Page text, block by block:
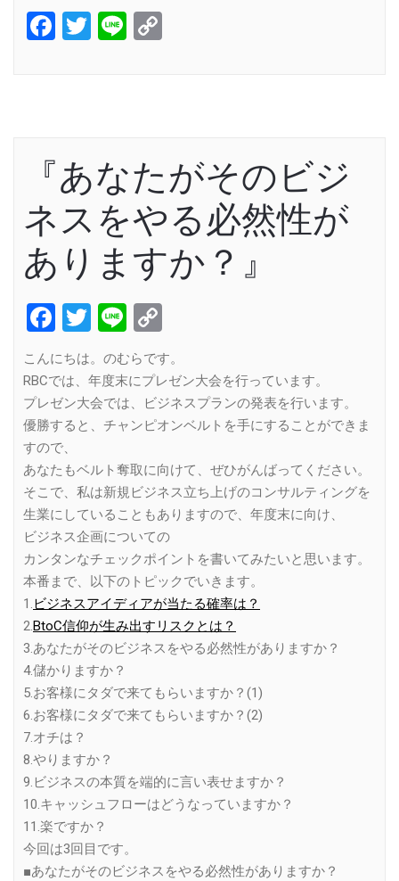
Facebook
Twitter
Line
『あなたがそのビジ
ネスをやる必然性が
ありますか？』
Facebook
Twitter
Line
Link
こんにちは。のむらです。
RBCでは、年度末にプレゼン大会を行っています。
プレゼン大会では、ビジネスプランの発表を行います。
優勝すると、チャンピオンベルトを手にすることができま
すので、
あなたもベルト奪取に向けて、ぜひがんばってください。
そこで、私は新規ビジネス立ち上げのコンサルティングを
生業にしていることもありますので、年度末に向け、
ビジネス企画についての
カンタンなチェックポイントを書いてみたいと思います。
本番まで、以下のトピックでいきます。
1.ビジネスアイディアが当たる確率は？
2.BtoC信仰が生み出すリスクとは？
3.あなたがそのビジネスをやる必然性がありますか？
4.儲かりますか？
5.お客様にタダで来てもらいますか？(1)
6.お客様にタダで来てもらいますか？(2)
7.オチは？
8.やりますか？
9.ビジネスの本質を端的に言い表せますか？
10.キャッシュフローはどうなっていますか？
11.楽ですか？
今回は3回目です。
■あなたがそのビジネスをやる必然性がありますか？